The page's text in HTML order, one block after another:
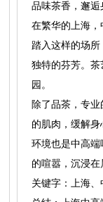
品味茶香，邂逅
在繁华的上海，
踏入这样的场
独特的芬芳。
园。
除了品茶，专
的肌肉，缓解
环境也是中高
的喧嚣，沉浸在
关键字：上海